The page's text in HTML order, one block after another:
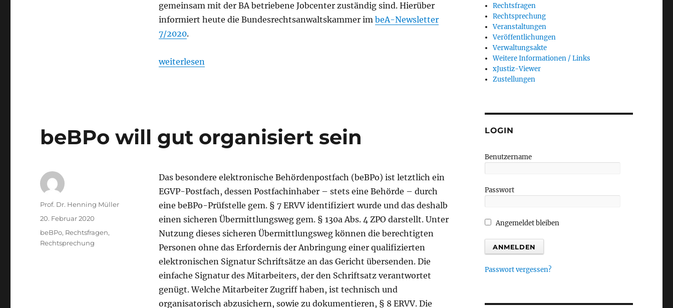
gemeinsam mit der BA betriebene Jobcenter zuständig sind. Hierüber
informiert heute die Bundesrechtsanwaltskammer im beA-Newsletter
7/2020.
„Elektronische Behördenakten der Bundesagentur für Arbeit – Beginn des Pilotbetriebs Mai 2020“
weiterlesen
beBPo will gut organisiert sein
Das besondere elektronische Behördenpostfach (beBPo) ist letztlich ein
EGVP-Postfach, dessen Postfachinhaber – stets eine Behörde – durch
eine beBPo-Prüfstelle gem. § 7 ERVV identifiziert wurde und das deshalb
einen sicheren Übermittlungsweg gem. § 130a Abs. 4 ZPO darstellt. Unter
Nutzung dieses sicheren Übermittlungsweg können die berechtigten
Personen ohne das Erfordernis der Anbringung einer qualifizierten
elektronischen Signatur Schriftsätze an das Gericht übersenden. Die
einfache Signatur des Mitarbeiters, der den Schriftsatz verantwortet
genügt. Welche Mitarbeiter Zugriff haben, ist technisch und
organisatorisch abzusichern, sowie zu dokumentieren, § 8 ERVV. Die
Autor
Prof. Dr. Henning Müller
Veröffentlicht
am
20. Februar 2020
Kategorien
beBPo, Rechtsfragen,
Rechtsprechung
Rechtsfragen
Rechtsprechung
Veranstaltungen
Veröffentlichungen
Verwaltungsakte
Weitere Informationen / Links
xJustiz-Viewer
Zustellungen
LOGIN
Benutzername
Passwort
Angemeldet bleiben
Passwort vergessen?